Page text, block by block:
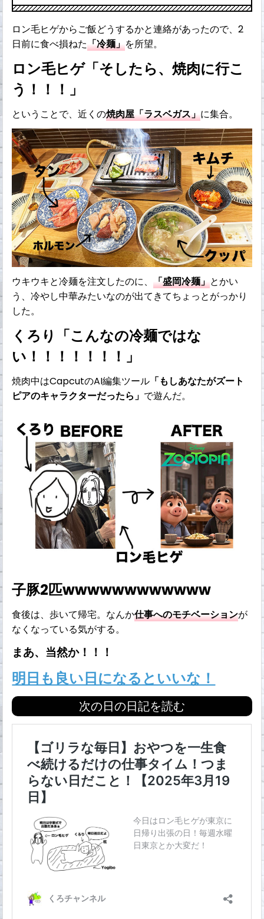
ロン毛ヒゲからご飯どうするかと連絡があったので、2
日前に食べ損ねた「冷麺」を所望。
ロン毛ヒゲ「そしたら、焼肉に行こ
う！！！」
ということで、近くの焼肉屋「ラスベガス」に集合。
ウキウキと冷麺を注文したのに、「盛岡冷麺」とかい
う、冷やし中華みたいなのが出てきてちょっとがっかり
した。
くろり「こんなの冷麺ではな
い！！！！！！！」
焼肉中はCapcutのAI編集ツール 「もしあなたがズート
ピアのキャラクターだったら」 で遊んだ。
子豚2匹wwwwwwwwwwww
食後は、歩いて帰宅。なんか仕事へのモチベーションが
なくなっている気がする。
まあ、当然か！！！
明日も良い日になるといいな！
次の日の日記を読む